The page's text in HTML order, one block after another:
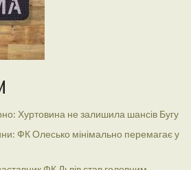
Хуртовина не залишила шансів Бугу
ФК Олесько мінімально перемагає у